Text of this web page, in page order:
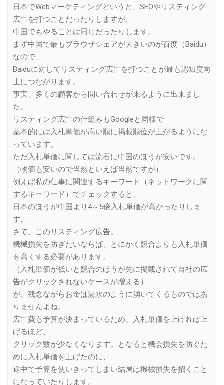
日本でWebマーケティングというと、SEOやリスティング
広告を打つことだったりしますが、
中国でもやることは同じだったりします。
まず中国で最もブラウザシェアが大きいのが百度（Baidu）
なので、
Baiduに対してリスティング広告を打つことが最も認知度向
上につながります。
事実、多くの顧客から問い合わせが来るように出来まし
た。
リスティング広告の仕組みもGoogleと同様で
基本的には入札単価が高い順に掲載順位が上がるようにな
っています。
ただ入札単価に関しては流石に中国のほうが安いです。
（物価も安いので当然といえば当然ですが）
例えば私の仕事に関連するキーワード（ネットワークに関
するキーワード）でチェックすると、
日本のほうが中国より4～5倍入札単価が高かったりしま
す。
さて、このリスティング広告。
機械損失を防ぎたいならば、とにかく競合よりも入札単価
を高くする必要があります。
（入札単価が低いと競合のほうが先に掲載されて自社の広
告がクリックされないケースが増える）
が、残念ながらお金は湯水のように湧いてくるものではあ
りませんよね。
広告費も予算が決まっているため、入札単価を上げれば上
げるほど、
クリック数が少なくなります。となると機会損失を防ぐた
めに入札単価を上げたのに、
途中で予算を使いきってしまい結局は機械損失を招くこと
になっていたりします。